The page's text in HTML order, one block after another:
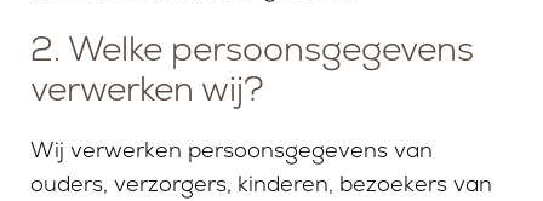
2. Welke persoonsgegevens
verwerken wij?
Wij verwerken persoonsgegevens van
ouders, verzorgers, kinderen, bezoekers van